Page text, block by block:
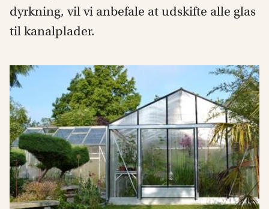
dyrkning, vil vi anbefale at udskifte alle glas
til kanalplader.